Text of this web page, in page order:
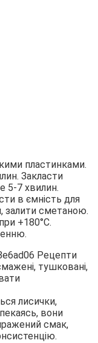
пластинками.
Закласти
5-7 хвилин.
в ємність для
залити сметаною.
+180°С.
лисички,
вони
смак,